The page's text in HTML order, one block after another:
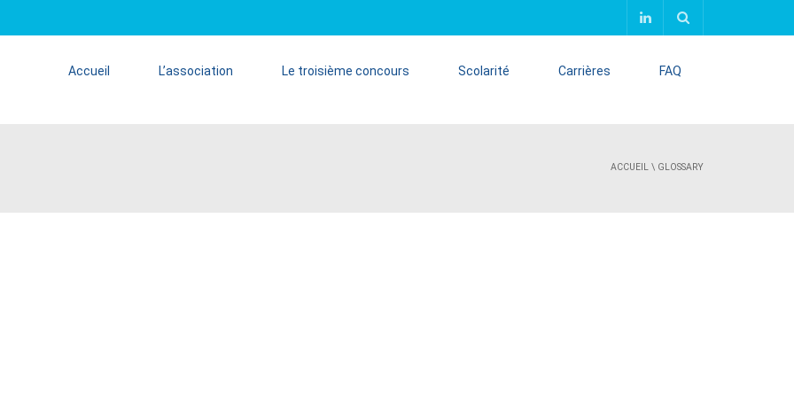
Accueil L’association Le troisième concours Scolarité Carrières FAQ
ACCUEIL \ GLOSSARY